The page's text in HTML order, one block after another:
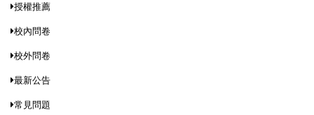
授權推薦
校內問卷
校外問卷
最新公告
常見問題